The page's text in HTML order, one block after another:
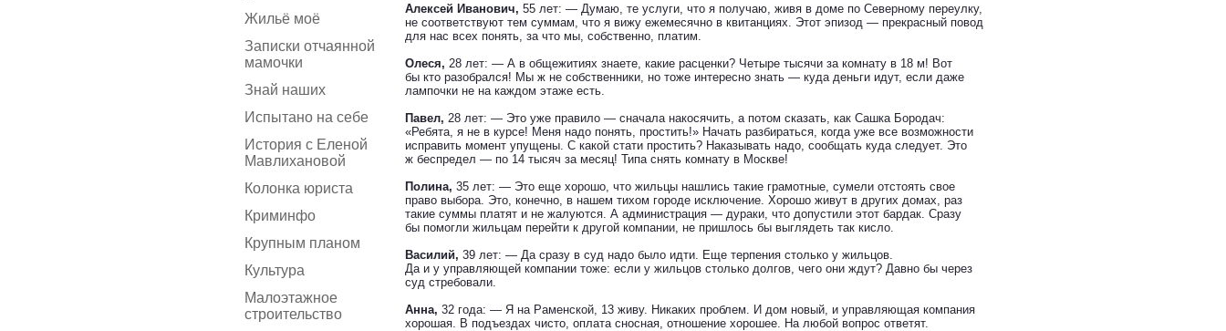
Жильё моё
Записки отчаянной
мамочки
Знай наших
Испытано на себе
История с Еленой
Мавлихановой
Колонка юриста
Криминфо
Крупным планом
Культура
Малоэтажное
строительство
Алексей Иванович, 55 лет: — Думаю, те услуги, что я получаю, живя в доме по Северному переулку,
не соответствуют тем суммам, что я вижу ежемесячно в квитанциях. Этот эпизод — прекрасный повод
для нас всех понять, за что мы, собственно, платим.
Олеся, 28 лет: — А в общежитиях знаете, какие расценки? Четыре тысячи за комнату в 18 м! Вот
бы кто разобрался! Мы ж не собственники, но тоже интересно знать — куда деньги идут, если даже
лампочки не на каждом этаже есть.
Павел, 28 лет: — Это уже правило — сначала накосячить, а потом сказать, как Сашка Бородач:
«Ребята, я не в курсе! Меня надо понять, простить!» Начать разбираться, когда уже все возможности
исправить момент упущены. С какой стати простить? Наказывать надо, сообщать куда следует. Это
ж беспредел — по 14 тысяч за месяц! Типа снять комнату в Москве!
Полина, 35 лет: — Это еще хорошо, что жильцы нашлись такие грамотные, сумели отстоять свое
право выбора. Это, конечно, в нашем тихом городе исключение. Хорошо живут в других домах, раз
такие суммы платят и не жалуются. А администрация — дураки, что допустили этот бардак. Сразу
бы помогли жильцам перейти к другой компании, не пришлось бы выглядеть так кисло.
Василий, 39 лет: — Да сразу в суд надо было идти. Еще терпения столько у жильцов.
Да и у управляющей компании тоже: если у жильцов столько долгов, чего они ждут? Давно бы через
суд стребовали.
Анна, 32 года: — Я на Раменской, 13 живу. Никаких проблем. И дом новый, и управляющая компания
хорошая. В подъездах чисто, оплата сносная, отношение хорошее. На любой вопрос ответят.